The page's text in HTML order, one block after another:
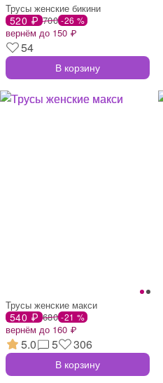
Трусы женские бикини
520 ₽ 700 -26 %
вернём до 150 ₽
54
В корзину
Трусы женские макси
540 ₽ 680 -21 %
вернём до 160 ₽
5.0 5 306
В корзину